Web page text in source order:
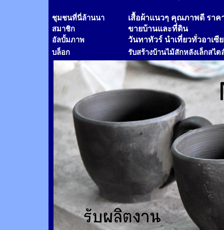
ชุมชนที่นี่ล้านนา เสื้อผ้าแนวๆ คุณภาพดี ราค
สมาชิก ขายบ้านและที่ดิน
อัลบั้มภาพ วันทาทัวร์ นำเที่ยวทั่วอาเซี
บล็อก รับสร้างบ้านไม้สักหลังเล็กสไต